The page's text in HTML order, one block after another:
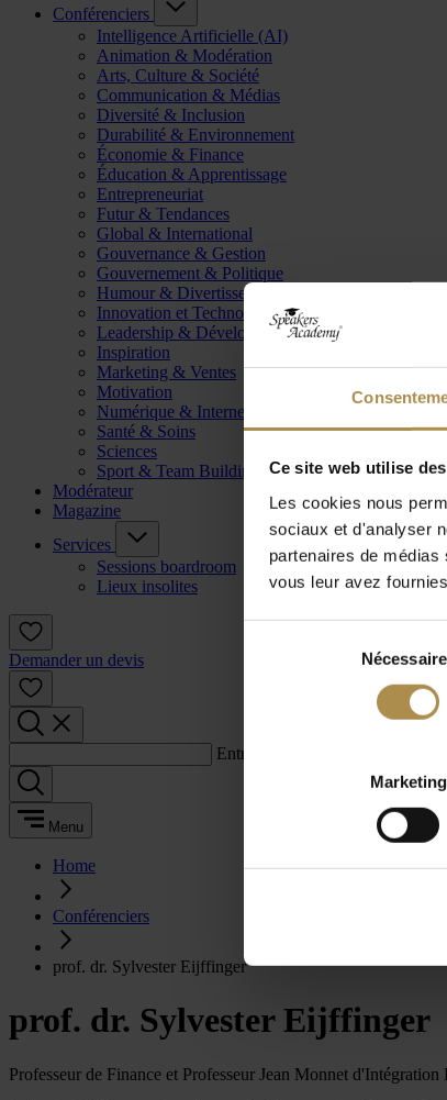
Ce site web utilise
Les cookies nous
sociaux et d'analyser
partenaires de
vous leur avez
Marketing
Conférenciers
Intelligence Artificielle (AI)
Animation & Modération
Arts, Culture & Société
Communication & Médias
Diversité & Inclusion
Durabilité & Environnement
Économie & Finance
Éducation & Apprentissage
Entrepreneuriat
Futur & Tendances
Global & International
Gouvernance & Gestion
Gouvernement & Politique
Humour & Divertissement
Innovation et Technologie
Leadership & Développement
Inspiration
Marketing & Ventes
Motivation
Numérique & Internet
Santé & Soins
Sciences
Sport & Team Building
Modérateur
Magazine
Services
Sessions boardroom
Lieux insolites
Demander un devis
Entrez un terme de recherche :
Menu
Home
Conférenciers
prof. dr. Sylvester Eijffinger
prof. dr. Sylvester Eijffinger
Professeur de Finance et Professeur Jean Monnet